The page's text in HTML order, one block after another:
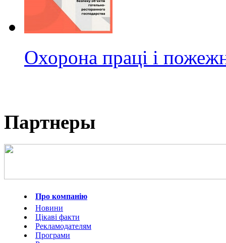
Охорона праці і
Партнеры
Про компанію
Новини
Цікаві факти
Рекламодателям
Програми